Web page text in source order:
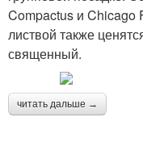
Compactus и Chicago
листвой также
священный.
читать дальше →